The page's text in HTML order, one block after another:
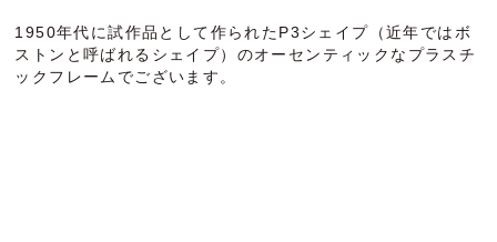
1950年代に試作品として作られたP3シェイプ（近年ではボ
ストンと呼ばれるシェイプ）のオーセンティックなプラスチ
ックフレームでございます。